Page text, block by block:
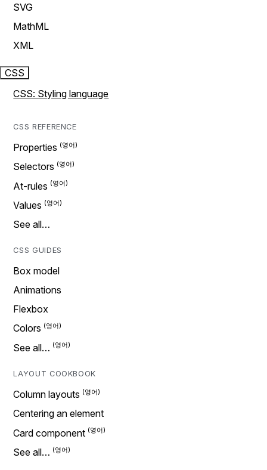
SVG
MathML
XML
CSS
CSS: Styling language
CSS REFERENCE
Properties
Selectors
At-rules
Values
See all…
CSS GUIDES
Box model
Animations
Flexbox
Colors
See all…
LAYOUT COOKBOOK
Column layouts
Centering an element
Card component
See all…